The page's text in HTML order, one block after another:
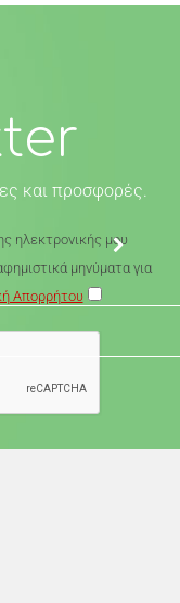
και προσφορές.
ηλεκτρονικής μου
μηνύματα για
Απορρήτου